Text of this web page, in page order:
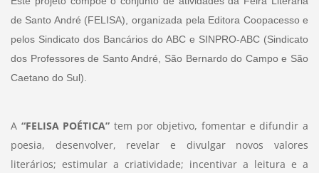
de Santo André (FELISA), organizada pela Editora Coopacesso e
pelos Sindicato dos Bancários do ABC e SINPRO-ABC (Sindicato
dos Professores de Santo André, São Bernardo do Campo e São
Caetano do Sul).
A “FELISA POÉTICA” tem por objetivo, fomentar e difundir a
poesia, desenvolver, revelar e divulgar novos valores
literários; estimular a criatividade; incentivar a leitura e a